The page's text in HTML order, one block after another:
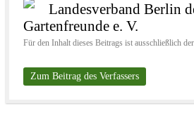
Landesverband Berlin
Gartenfreunde e. V.
Für den Inhalt dieses Beitrags ist ausschließlich
Zum Beitrag des Verfassers